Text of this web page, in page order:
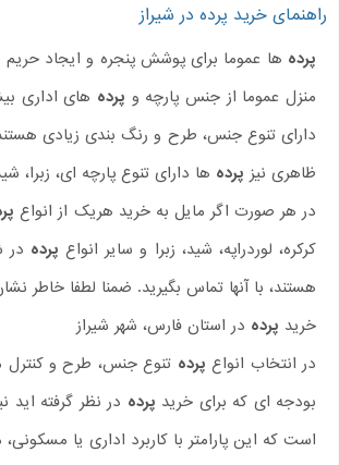
راهنمای خرید پرده در شیراز
پرده ها عموما برای پوشش پنجره و ایجاد
منزل عموما از جنس پارچه و پرده های اداری
دارای تنوع جنس، طرح و رنگ بندی زیادی
ظاهری نیز پرده ها دارای تنوع پارچه ای، زبرا،
در هر صورت اگر مایل به خرید هریک از انواع
کرکره، لوردراپه، شید، زبرا و سایر انواع پرده در
هستند، با آنها تماس بگیرید. ضمنا لطفا خاطر
خرید پرده در استان فارس، شهر شیراز
در انتخاب انواع پرده تنوع جنس، طرح و کنترل
بودجه ای که برای خرید پرده در نظر گرفته اید
است که این پارامتر با کاربرد اداری یا